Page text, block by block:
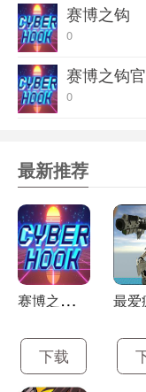
赛博之钩
0
赛博之钩
0
最新推荐
赛
博之钩最新版
下载